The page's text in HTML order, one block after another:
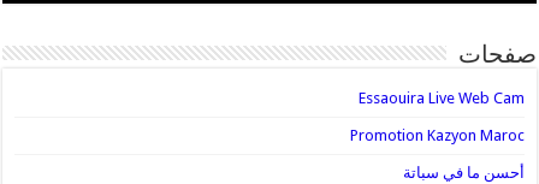
صفحات
Essaouira Live Web Cam
Promotion Kazyon Maroc
أحسن ما في سباتة